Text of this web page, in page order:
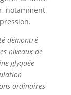
notamment
démontré
niveaux de
glyquée
ordinaires